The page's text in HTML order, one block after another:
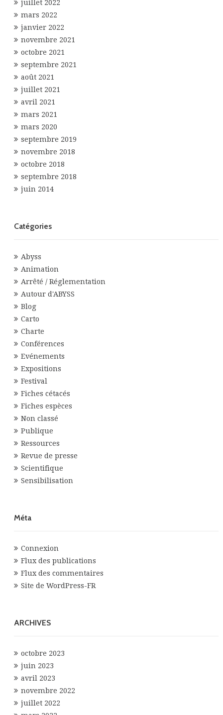
juillet 2022
mars 2022
janvier 2022
novembre 2021
octobre 2021
septembre 2021
août 2021
juillet 2021
avril 2021
mars 2021
mars 2020
septembre 2019
novembre 2018
octobre 2018
septembre 2018
juin 2014
Catégories
Abyss
Animation
Arrêté / Réglementation
Autour d'ABYSS
Blog
Carto
Charte
Conférences
Evénements
Expositions
Festival
Fiches cétacés
Fiches espèces
Non classé
Publique
Ressources
Revue de presse
Scientifique
Sensibilisation
Méta
Connexion
Flux des publications
Flux des commentaires
Site de WordPress-FR
ARCHIVES
octobre 2023
juin 2023
avril 2023
novembre 2022
juillet 2022